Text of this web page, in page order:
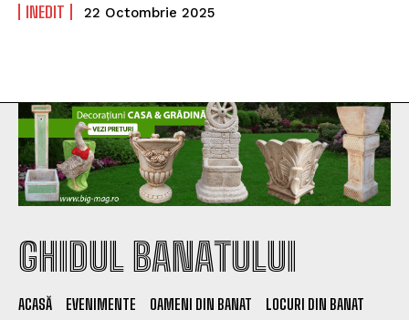
INEDIT 22 Octombrie 2025
GHIDUL BANATULUI
ACASĂ EVENIMENTE OAMENI DIN BANAT
LOCURI DIN BANAT